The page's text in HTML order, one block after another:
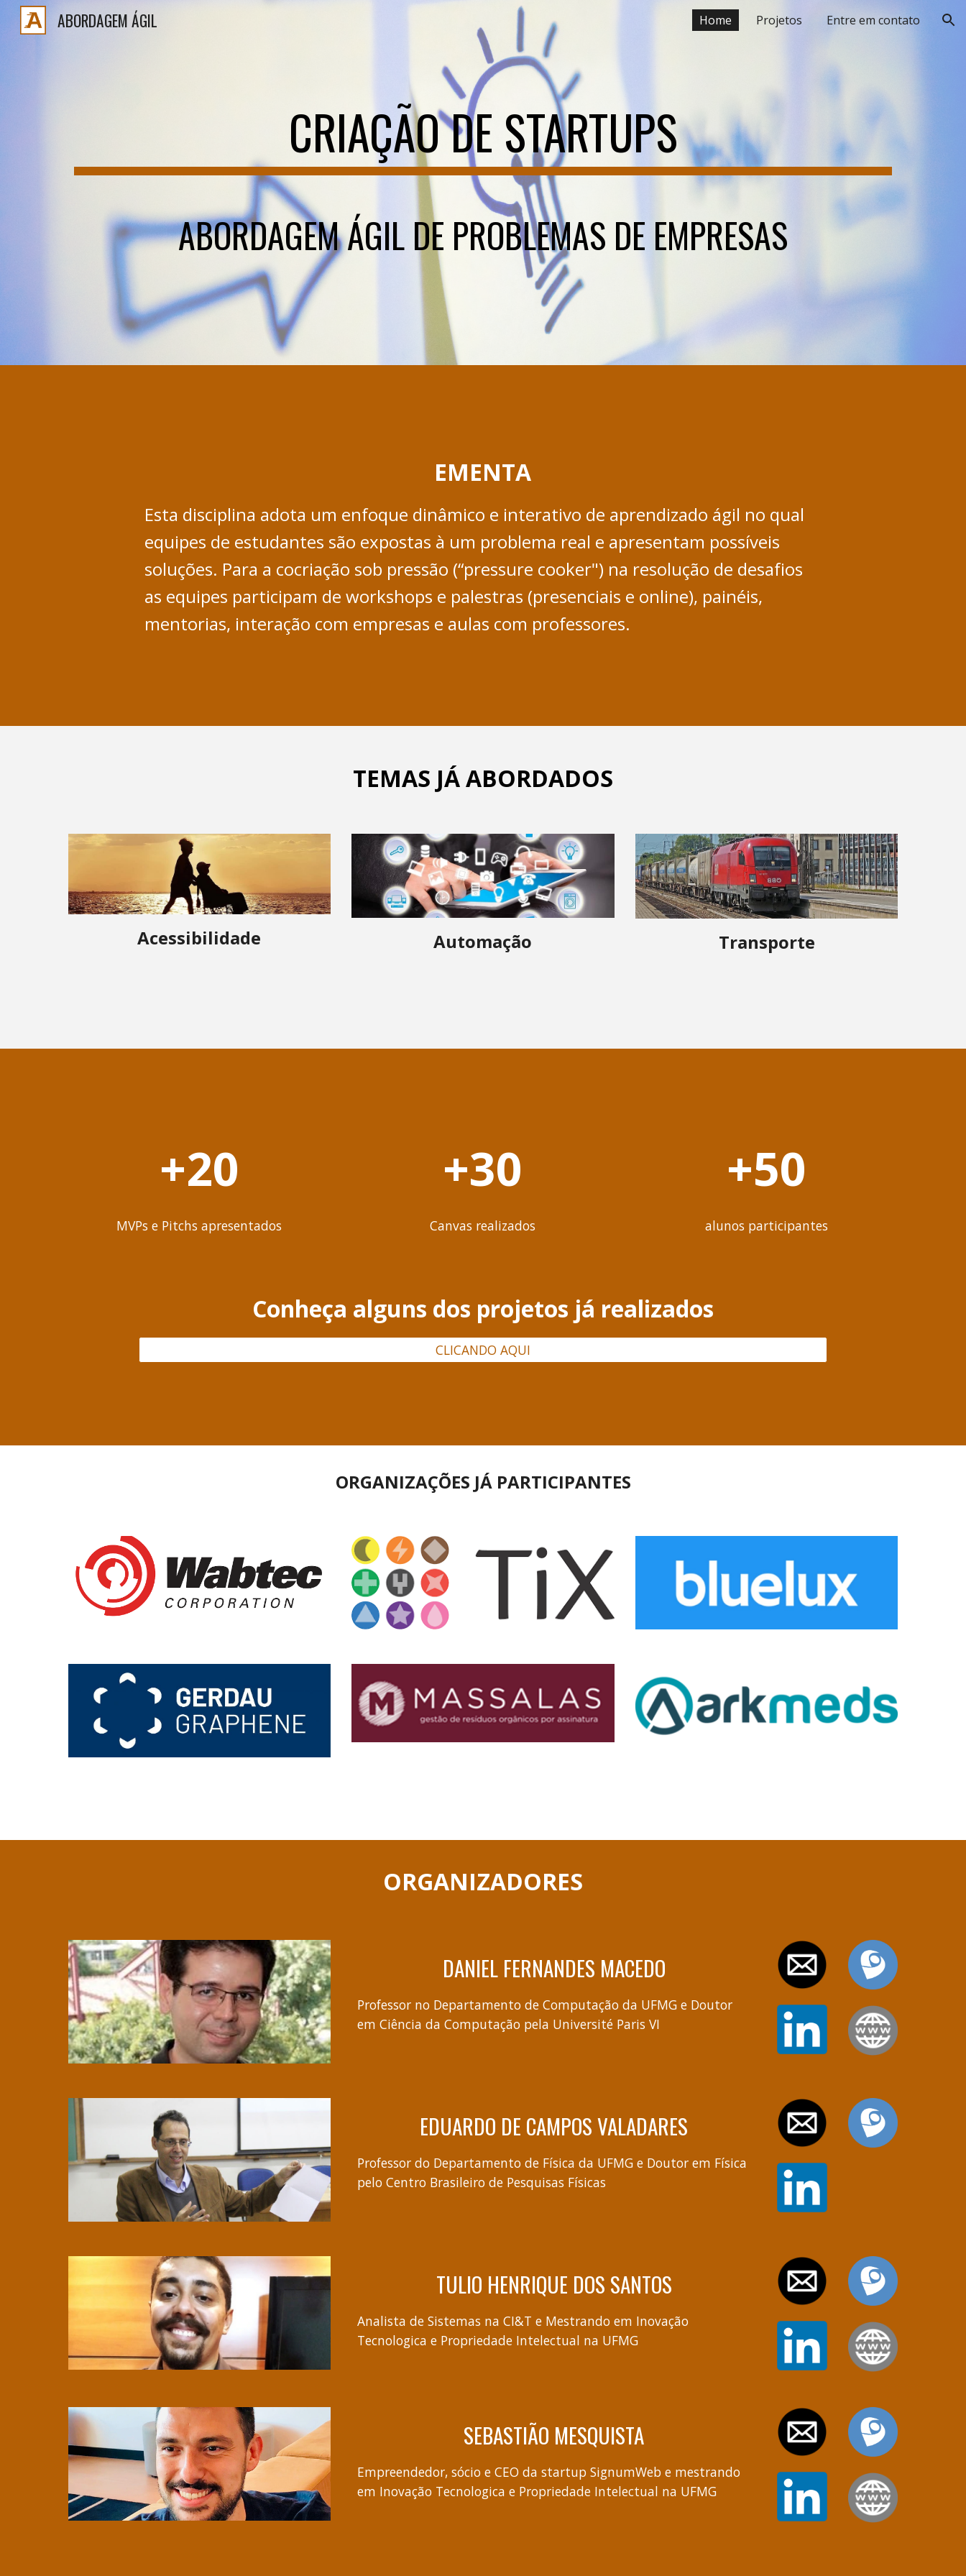
ABORDAGEM ÁGIL Home Projetos Entre em contato
CRIAÇÃO DE STARTUPS
ABORDAGEM ÁGIL DE PROBLEMAS DE EMPRESAS
EMENTA
Esta disciplina adota um enfoque dinâmico e interativo de aprendizado ágil no qual
equipes de estudantes são expostas à um problema real e apresentam possíveis
soluções. Para a cocriação sob pressão (“pressure cooker") na resolução de desafios
as equipes participam de workshops e palestras (presenciais e online), painéis,
mentorias, interação com empresas e aulas com professores.
TEMAS JÁ ABORDADOS
Acessibilidade Automação Transporte
+20
MVPs e Pitchs apresentados
+30
Canvas realizados
+50
alunos participantes
Conheça alguns dos projetos já realizados
CLICANDO AQUI
ORGANIZAÇÕES JÁ PARTICIPANTES
ORGANIZADORES
DANIEL FERNANDES MACEDO
Professor no Departamento de Computação da UFMG e Doutor
em Ciência da Computação pela Université Paris VI
EDUARDO DE CAMPOS VALADARES
Professor do Departamento de Física da UFMG e Doutor em Física
pelo Centro Brasileiro de Pesquisas Físicas
TULIO HENRIQUE DOS SANTOS
Analista de Sistemas na CI&T e Mestrando em Inovação
Tecnologica e Propriedade Intelectual na UFMG
SEBASTIÃO MESQUISTA
Empreendedor, sócio e CEO da startup SignumWeb e mestrando
em Inovação Tecnologica e Propriedade Intelectual na UFMG